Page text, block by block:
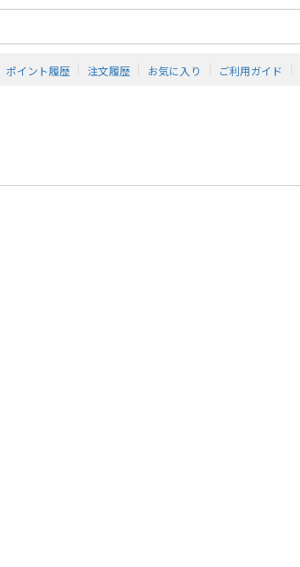
ポイント履歴 注文履歴 お気に入り ご利用ガイド